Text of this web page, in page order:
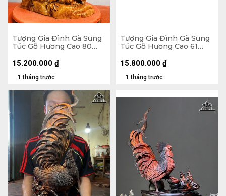
Tượng Gia Đình Gà Sung
Túc Gỗ Hương Cao 80
1 tháng trước
15.200.000 ₫
Tượng Gia Đình Gà Sung
Túc Gỗ Hương Cao 61
1 tháng trước
15.800.000 ₫